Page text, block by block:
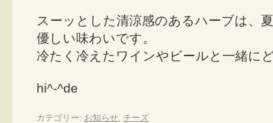
スーッとした清涼感のあるハーブは、
優しい味わいです。
冷たく冷えたワインやビールと一緒に
hi^-^de
カテゴリー: お知らせ チーズ